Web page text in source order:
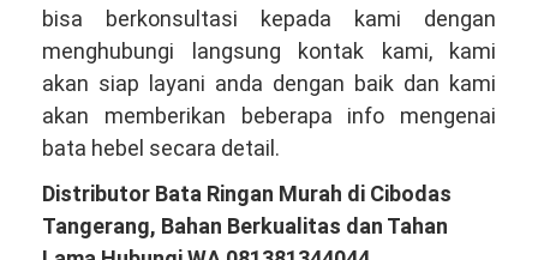
bisa berkonsultasi kepada kami dengan
menghubungi langsung kontak kami, kami
akan siap layani anda dengan baik dan kami
akan memberikan beberapa info mengenai
bata hebel secara detail.
Distributor Bata Ringan Murah di Cibodas
Tangerang, Bahan Berkualitas dan Tahan